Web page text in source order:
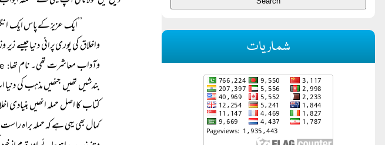
’’ایک عزیز کے پاس ایک
واخلاق کی پوری پرانی دنیا جیسے
وآداب معاشرت تھی۔ نام تھا: Elements of Social Science
بندشیں تھیں جنھیں مذہب کی
کتاب کا اصل حملہ انھیں بنیادی
کمال بھی یہی ہے کہ حملہ براہ
شماریات